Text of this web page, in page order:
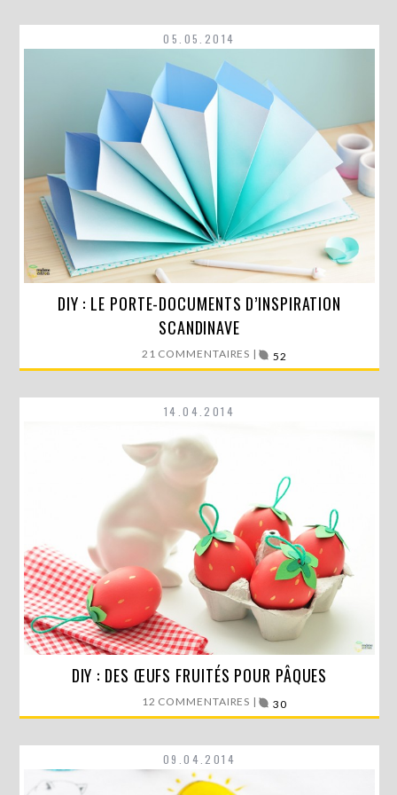
05.05.2014
En ce moment, un vent nordique souffle sur la
décoration….
LIRE LA SUITE
DIY : LE PORTE-DOCUMENTS D’INSPIRATION
SCANDINAVE
21 COMMENTAIRES | 52
14.04.2014
Pâques approche à grand pas. Si pour beaucoup d’entre-
DIY : DES ŒUFS FRUITÉS POUR PÂQUES
12 COMMENTAIRES | 30
09.04.2014